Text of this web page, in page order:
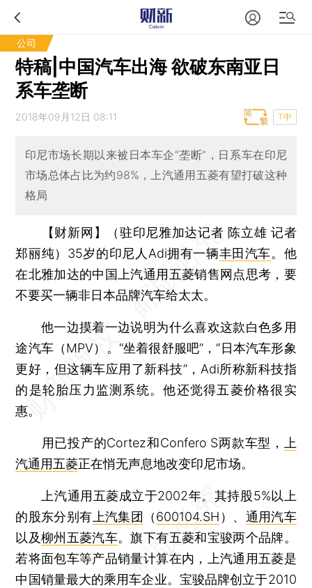
公司
特稿|中国汽车出海 欲破东南亚日
系车垄断
2018年09月12日 08:11 T中
印尼市场长期以来被日本车企“垄断”，日系车在印尼
市场总体占比为约98%，上汽通用五菱有望打破这种
格局
【财新网】（驻印尼雅加达记者 陈立雄 记者
郑丽纯） 35岁的印尼人Adi拥有一辆丰田汽车。他
在北雅加达的中国上汽通用五菱销售网点思考，要
不要买一辆非日本品牌汽车给太太。
他一边摸着一边说明为什么喜欢这款白色多用
途汽车（MPV）。“坐着很舒服吧”，“日本汽车形象
更好，但这辆车应用了新科技”，Adi所称新科技指
的是轮胎压力监测系统。他还觉得五菱价格很实
惠。
用已投产的Cortez和Confero S两款车型，
上
汽通用五菱正在悄无声息地改变印尼市场。
上汽通用五菱成立于2002年。其持股5%以上
的股东分别有 上汽集团 （600104.SH ）、 通用汽车
以及柳州五菱汽车。旗下有五菱和宝骏两个品牌。
若将面包车等产品销量计算在内，上汽通用五菱是
中国销量最大的乘用车企业。宝骏品牌创立于2010